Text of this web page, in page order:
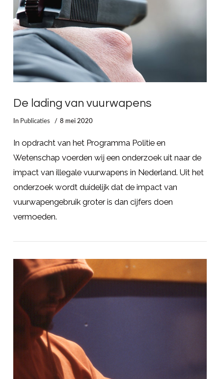
LEES MEER
De lading van vuurwapens
In Publicaties 8 mei 2020
In opdracht van het Programma Politie en
Wetenschap voerden wij een onderzoek uit naar de
impact van illegale vuurwapens in Nederland. Uit het
onderzoek wordt duidelijk dat de impact van
vuurwapengebruik groter is dan cijfers doen
vermoeden.